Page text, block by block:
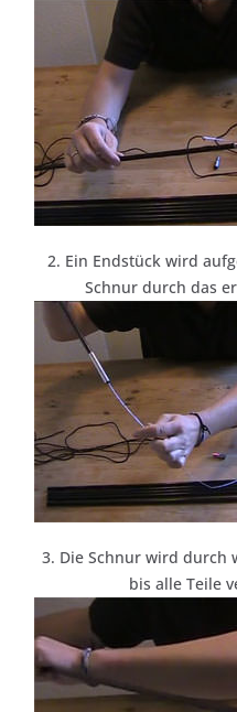
2. Ein Endstück wird
Schnur durch das
3. Die Schnur wird durch
bis alle Teile